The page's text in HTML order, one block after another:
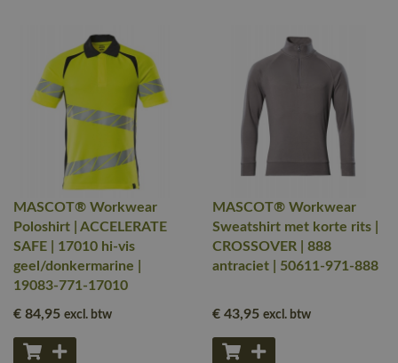
MASCOT® Workwear
Poloshirt | ACCELERATE
SAFE | 17010 hi-vis
geel/donkermarine |
19083-771-17010
€ 84,95 excl. btw
MASCOT® Workwear
Sweatshirt met korte rits |
CROSSOVER | 888
antraciet | 50611-971-888
€ 43,95 excl. btw